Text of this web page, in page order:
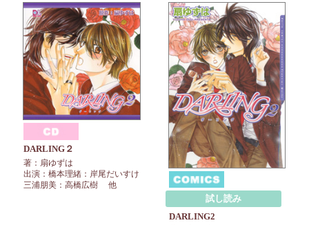
DARLING２
著：扇ゆずは
出演：橋本理緒：岸尾だいすけ
三浦朋美：高橋広樹 他
試し読み
DARLING2